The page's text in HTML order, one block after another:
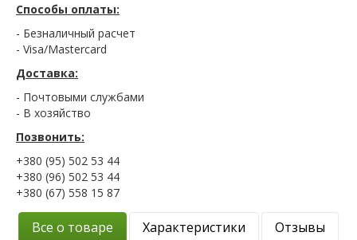
Способы оплаты:
- Безналичный расчет
- Visa/Mastercard
Доставка:
- Почтовыми службами
- В хозяйство
Позвонить:
+380 (95) 502 53 44
+380 (96) 502 53 44
+380 (67) 558 15 87
Все о товаре Характеристики Отзывы